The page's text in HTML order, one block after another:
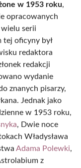
w 1953 roku,
opracowanych
wielu serii
oficyny był
redaktora
redakcji
wydanie
znanych pisarzy,
Jednak jako
w 1953 roku,
, Dwie noce
Władysława
Adama Polewki,
z